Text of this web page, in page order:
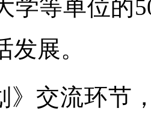
学等单位的
展。
》交流环节